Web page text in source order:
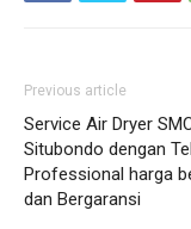
Previous article
Service Air Dryer
Situbondo dengan
Professional harga
dan Bergaransi